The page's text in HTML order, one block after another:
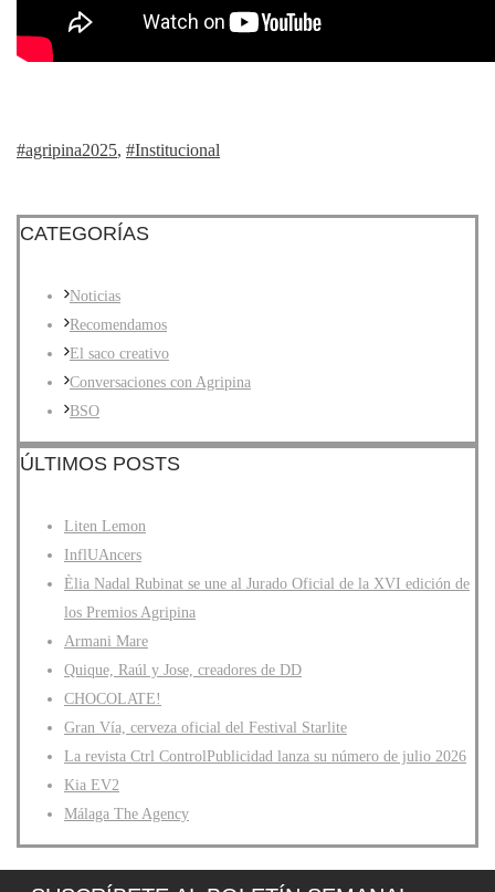
#agripina2025, #Institucional
CATEGORÍAS
Noticias
Recomendamos
El saco creativo
Conversaciones con Agripina
BSO
ÚLTIMOS POSTS
Liten Lemon
InflUAncers
Èlia Nadal Rubinat se une al Jurado Oficial de la XVI edición de
los Premios Agripina
Armani Mare
Quique, Raúl y Jose, creadores de DD
CHOCOLATE!
Gran Vía, cerveza oficial del Festival Starlite
La revista Ctrl ControlPublicidad lanza su número de julio 2026
Kia EV2
Málaga The Agency